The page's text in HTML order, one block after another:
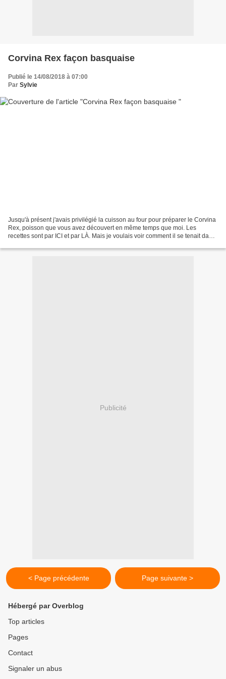
Corvina Rex façon basquaise
Publié le 14/08/2018 à 07:00
Par Sylvie
Jusqu'à présent j'avais privilégié la cuisson au four pour préparer le Corvina
Rex, poisson que vous avez découvert en même temps que moi. Les
recettes sont par ICI et par LÀ. Mais je voulais voir comment il se tenait dans
Publicité
< Page précédente Page suivante >
Hébergé par Overblog
Top articles
Pages
Contact
Signaler un abus